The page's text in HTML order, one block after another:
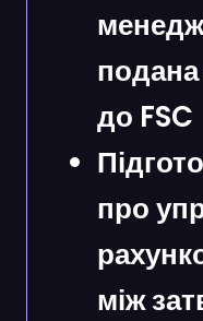
до FSC
про
між